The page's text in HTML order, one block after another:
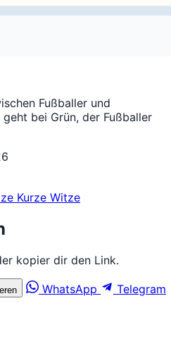
Fußballer und
bei Grün, der Fußballer
Kurze Witze
kopier dir den Link.
WhatsApp
Telegram